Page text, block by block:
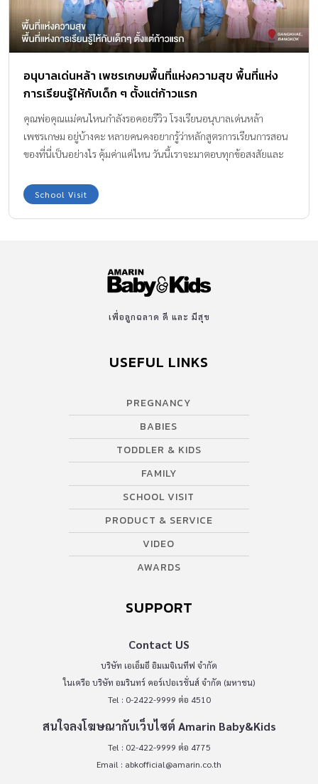
อนุบาลเด่นหล้า เพชรเกษมพื้นที่แห่งความสุข พื้นที่แห่ง
การเรียนรู้ให้กับเด็ก ๆ ตั้งแต่ก้าวแรก
คุณพ่อคุณแม่คนไหนกำลังรอคอยรีวิว โรงเรียนอนุบาลเด่นหล้า
เพชรเกษม อยู่บ้างคะ หลายคนคงอยากรู้ว่าหลักสูตรการเรียนการสอน
ของที่นี่เป็นอย่างไร คุ้มค่าแค่ไหน วันนี้เราจะมาตอบทุกข้อสงสัยและ
อะไรทำให้โรงเรียนอนุบาลเด่นหล้า เพชรเกษม มีชื่อเสียงมายาวนานก
ว่า 46 ปี อนุบาลเด่นหล้า เพชรเกษม เป็นโรงเรียนเอกชนย่านฝั่งธน ที่
ครอบครัวตั้งใจจัดตั้งขึ้น เพื่อรองรับให้คนในครอบครัวได้เรียน ได้มี
พื้นฐานการศึกษาที่ดี แต่ด้วยแนวคิดและอุดมการณ์ของโรงเรียนตอบ
โจทย์ผู้ปกครองในตอนนั้น ทำให้จากโรงเรียนเล็ก ๆ ที่เป็นเหมือนโฮม
4 โรงเรียน คือ อนุบาลเด่นหล้า เพชรเกษม โรงเรียนเด่นหล้าพระราม 5
โรงเรียนมีพื้นที่มากถึง 4-5 ไร่ […]
School Visit
เพื่อลูกฉลาด ดี และ มีสุข
USEFUL LINKS
PREGNANCY
BABIES
TODDLER & KIDS
FAMILY
SCHOOL VISIT
PRODUCT & SERVICE
VIDEO
AWARDS
SUPPORT
Contact US
บริษัท เอเอ็มอี อิมเมจิเนทีฟ จำกัด
ในเครือ บริษัท อมรินทร์ คอร์เปอเรชั่นส์ จำกัด (มหาชน)
Tel : 0-2422-9999 ต่อ 4510
สนใจลงโฆษณากับเว็บไซต์ Amarin Baby&Kids
Tel : 02-422-9999 ต่อ 4775
Email : abkofficial@amarin.co.th